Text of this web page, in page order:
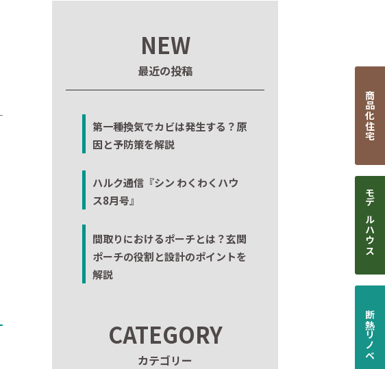
NEW
最近の投稿
第一種換気でカビは発生する？原
因と予防策を解説
ハルク通信『シン わくわくハウ
ス8月号』
間取りにおけるポーチとは？玄関
ポーチの役割と設計のポイントを
解説
CATEGORY
カテゴリー
商品化住宅
モデルハウス
断熱リノベ